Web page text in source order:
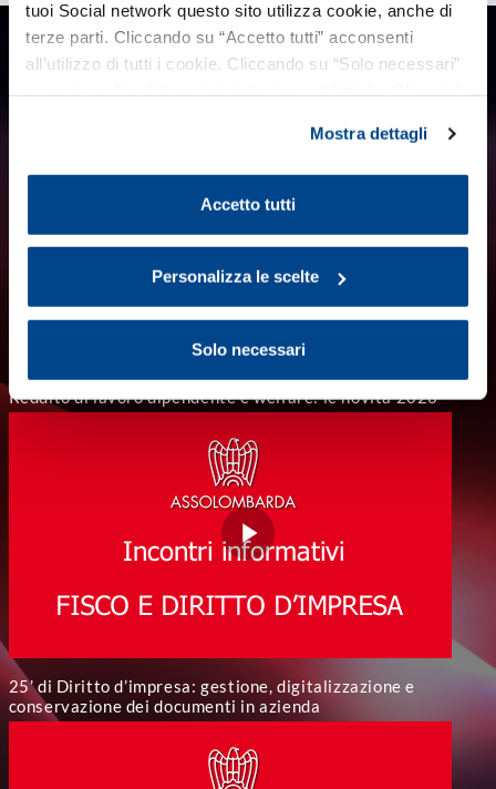
tuoi Social network questo sito utilizza cookie, anche di
terze parti. Cliccando su “Accetto tutti” acconsenti
all’utilizzo di tutti i cookie. Cliccando su “Solo necessari”
propria volontà in relazione a ciascuna categoria di
cookie del sito. Per ulteriori informazioni consulta la
Mostra dettagli
Accetto tutti
Personalizza le scelte
Solo necessari
Incontri informativi
Reddito di lavoro dipendente e welfare: le novità 2026
25’ di Diritto d’impresa: gestione, digitalizzazione e
conservazione dei documenti in azienda